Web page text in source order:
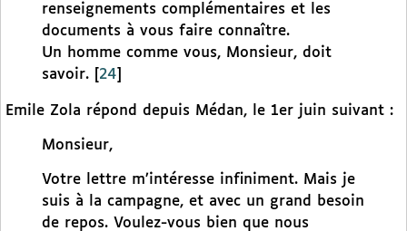
renseignements complémentaires et les
documents à vous faire connaître.
Un homme comme vous, Monsieur, doit
savoir.
24
Emile Zola répond depuis Médan, le 1er juin suivant :
Monsieur,
Votre lettre m’intéresse infiniment. Mais je
suis à la campagne, et avec un grand besoin
de repos. Voulez-vous bien que nous